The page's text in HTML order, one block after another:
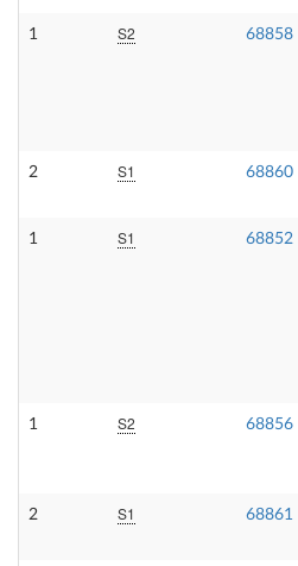
1 S2 68858
2 S1 68860
1 S1 68852
1 S2 68856
2 S1 68861